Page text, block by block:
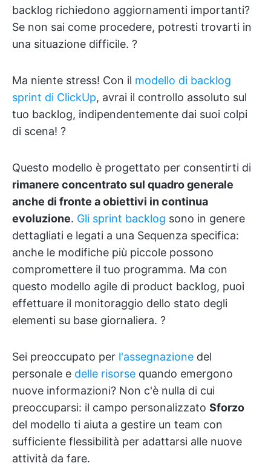
backlog richiedono aggiornamenti importanti?
Se non sai come procedere, potresti trovarti in
una situazione difficile. ?
Ma niente stress! Con il modello di backlog
sprint di ClickUp, avrai il controllo assoluto sul
tuo backlog, indipendentemente dai suoi colpi
di scena! ?
Questo modello è progettato per consentirti di
rimanere concentrato sul quadro generale
anche di fronte a obiettivi in continua
evoluzione. Gli sprint backlog sono in genere
dettagliati e legati a una Sequenza specifica:
anche le modifiche più piccole possono
compromettere il tuo programma. Ma con
questo modello agile di product backlog, puoi
effettuare il monitoraggio dello stato degli
elementi su base giornaliera. ?
Sei preoccupato per l'assegnazione del
personale e delle risorse quando emergono
nuove informazioni? Non c'è nulla di cui
preoccuparsi: il campo personalizzato Sforzo
del modello ti aiuta a gestire un team con
sufficiente flessibilità per adattarsi alle nuove
attività da fare.